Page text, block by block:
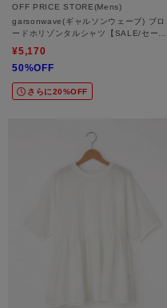
OFF PRICE STORE(Mens)
garsonwave(ギャルソンウェーブ) ブロ
ードホリゾンタルシャツ【SALE/セール/
ンド/きれいめカジュアル】
¥5,170
50%OFF
さらに20%OFF